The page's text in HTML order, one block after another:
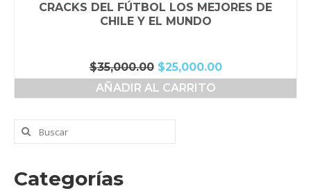
CRACKS DEL FÚTBOL LOS MEJORES DE
CHILE Y EL MUNDO
$35,000.00 El
precio
original
$35,000.00.
$25,000.00El
precio
AÑADIR AL CARRITO
Buscar
por:
Categorías